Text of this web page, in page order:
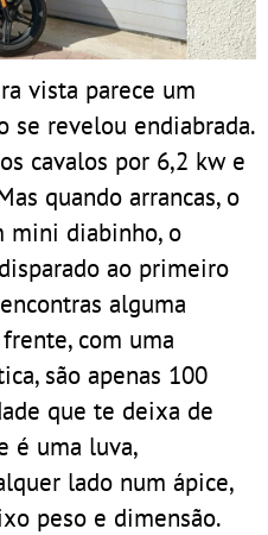
vista parece um
se revelou endiabrada.
cavalos por 6,2 kw e
quando arrancas, o
mini diabinho, o
ao primeiro
alguma
com uma
são apenas 100
que te deixa de
é uma luva,
lado num ápice,
peso e dimensão.